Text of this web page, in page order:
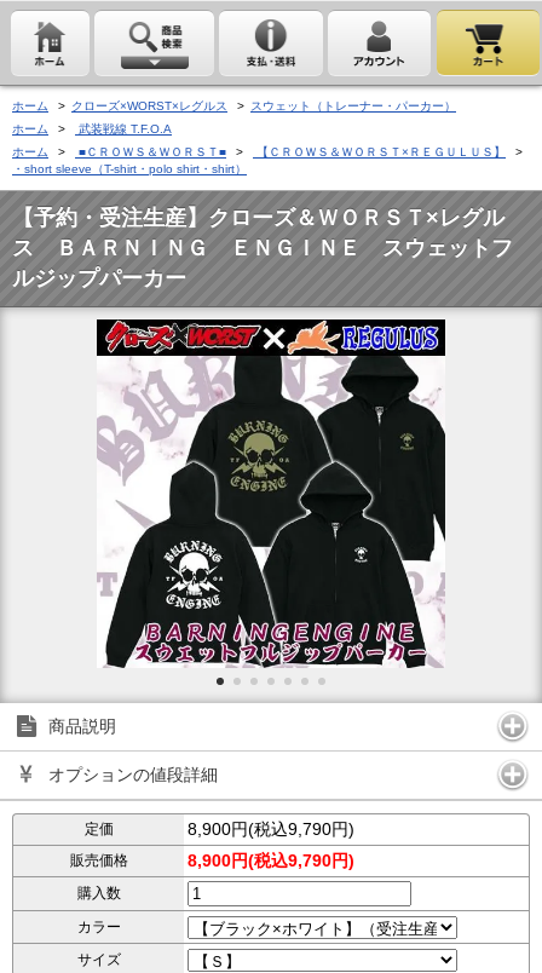
ホーム > クローズ×WORST×レグルス > スウェット（トレーナー・パーカー）
ホーム
>
武装戦線 T.F.O.A
ホーム
> ■ＣＲＯＷＳ＆ＷＯＲＳＴ■ > 【ＣＲＯＷＳ＆ＷＯＲＳＴ×ＲＥＧＵＬＵＳ】
>
・short sleeve（T-shirt・polo shirt・shirt）
【予約・受注生産】クローズ＆ＷＯＲＳＴ×レグル
ス ＢＡＲＮＩＮＧ ＥＮＧＩＮＥ スウェットフ
ルジップパーカー
商品説明
オプションの値段詳細
定価 8,900円(税込9,790円)
販売価格 8,900円(税込9,790円)
購入数
カラー
サイズ